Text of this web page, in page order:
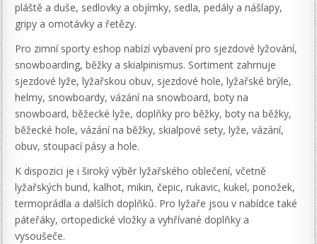
pláště a duše, sedlovky a objímky, sedla, pedály a nášlapy,
gripy a omotávky a řetězy.
Pro zimní sporty eshop nabízí vybavení pro sjezdové lyžování,
snowboarding, běžky a skialpinismus. Sortiment zahrnuje
sjezdové lyže, lyžařskou obuv, sjezdové hole, lyžařské brýle,
helmy, snowboardy, vázání na snowboard, boty na
snowboard, běžecké lyže, doplňky pro běžky, boty na běžky,
běžecké hole, vázání na běžky, skialpové sety, lyže, vázání,
obuv, stoupací pásy a hole.
K dispozici je i široký výběr lyžařského oblečení, včetně
lyžařských bund, kalhot, mikin, čepic, rukavic, kukel, ponožek,
termoprádla a dalších doplňků. Pro lyžaře jsou v nabídce také
páteřáky, ortopedické vložky a vyhřívané doplňky a
vysoušeče.